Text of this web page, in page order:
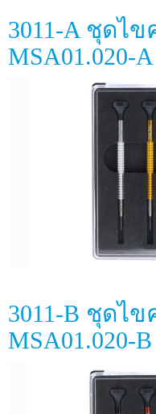
3011-A ชุดไข
MSA01.020-A
3011-B ชุดไข
MSA01.020-B